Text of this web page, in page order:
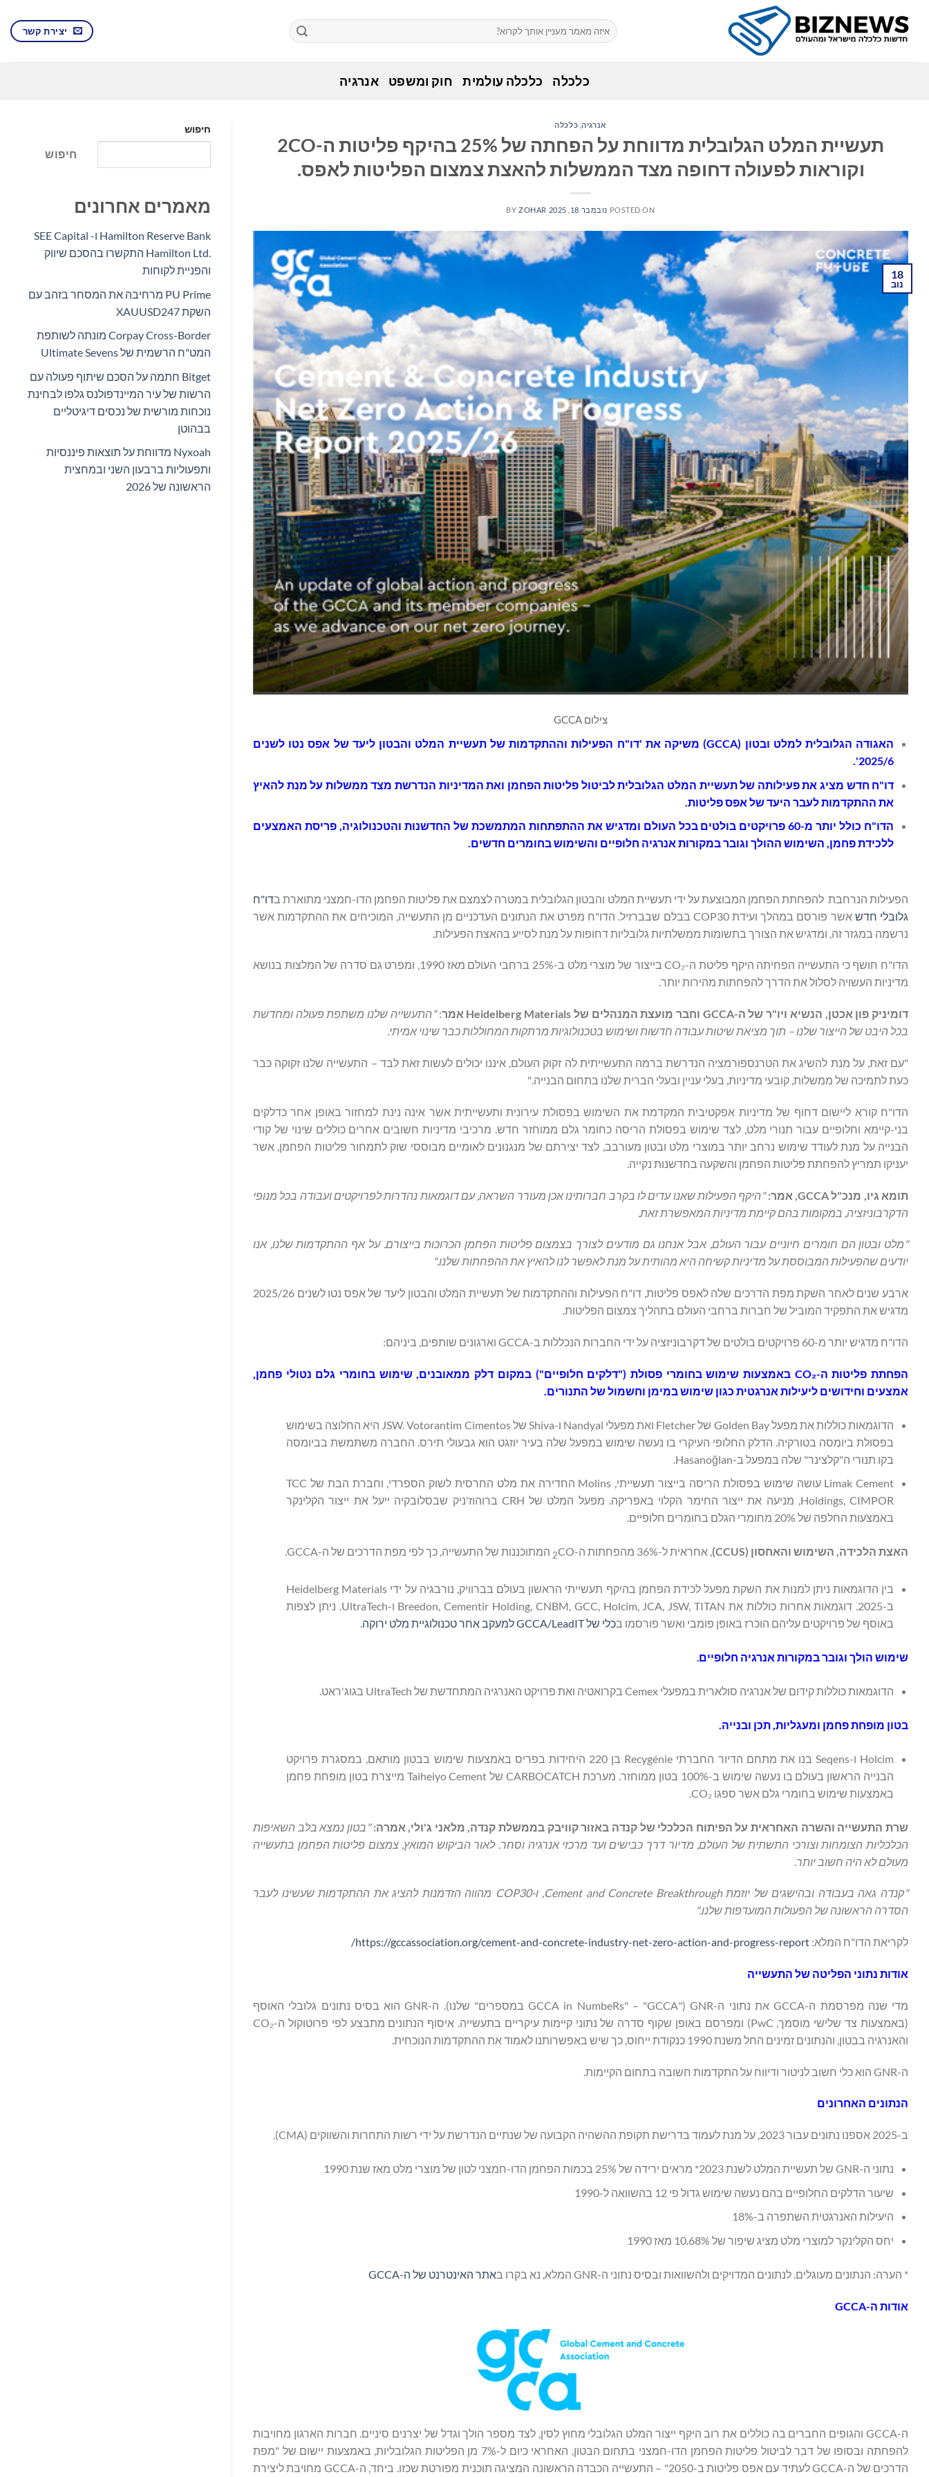
content
יצירת קשר
כלכלה כלכלה עולמית חוק ומשפט אנרגיה
אנרגיה, כלכלה
תעשיית המלט הגלובלית מדווחת על הפחתה של 25% בהיקף פליטות ה-2CO
וקוראות לפעולה דחופה מצד הממשלות להאצת צמצום הפליטות לאפס.
POSTED ON נובמבר 18, 2025 BYZOHAR
18
נוב
צילום GCCA
האגודה הגלובלית למלט ובטון (GCCA) משיקה את '
דו"ח הפעילות וההתקדמות של תעשיית המלט והבטון ליעד של אפס נטו לשנים
2025/6
'.
דו"ח חדש מציג את פעילותה של תעשיית המלט הגלובלית לביטול פליטות הפחמן ואת המדיניות הנדרשת מצד ממשלות על מנת להאיץ
את ההתקדמות לעבר היעד של אפס פליטות.
הדו"ח כולל יותר מ-60 פרויקטים בולטים בכל העולם ומדגיש את ההתפתחות המתמשכת של החדשנות והטכנולוגיה, פריסת האמצעים
ללכידת פחמן, השימוש ההולך וגובר במקורות אנרגיה חלופיים והשימוש בחומרים חדשים.
הפעילות הנרחבת להפחתת הפחמן המבוצעת על ידי תעשיית המלט והבטון הגלובלית במטרה לצמצם את פליטות הפחמן הדו-חמצני מתוארת בדו"ח
גלובלי חדש
אשר פורסם במהלך ועידת COP30 בבלם שבברזיל. הדו"ח מפרט את הנתונים העדכניים מן התעשייה, המוכיחים את ההתקדמות אשר
נרשמה במגזר זה, ומדגיש את הצורך בתשומות ממשלתיות גלובליות דחופות על מנת לסייע בהאצת הפעילות.
הדו"ח חושף כי התעשייה הפחיתה היקף פליטת ה-CO₂ בייצור של מוצרי מלט ב-25% ברחבי העולם מאז 1990, ומפרט גם סדרה של המלצות בנושא
מדיניות העשויה לסלול את הדרך להפחתות מהירות יותר.
דומיניק פון אכטן, הנשיא ויו"ר של ה-GCCA וחבר מועצת המנהלים של Heidelberg Materials אמר:"התעשייה שלנו משתפת פעולה ומחדשת
בכל היבט של הייצור שלנו – תוך מציאת שיטות עבודה חדשות ושימוש בטכנולוגיות מרתקות המחוללות כבר שינוי אמיתי.
"עם זאת, על מנת להשיג את הטרנספורמציה הנדרשת ברמה התעשייתית לה זקוק העולם, איננו יכולים לעשות זאת לבד – התעשייה שלנו זקוקה כבר
כעת לתמיכה של ממשלות, קובעי מדיניות, בעלי עניין ובעלי הברית שלנו בתחום הבנייה."
הדו"ח קורא ליישום דחוף של מדיניות אפקטיבית המקדמת את השימוש בפסולת עירונית ותעשייתית אשר אינה נינת למחזור באופן אחר כדלקים
בני-קיימא וחלופיים עבור תנורי מלט, לצד שימוש בפסולת הריסה כחומר גלם ממוחזר חדש. מרכיבי מדיניות חשובים אחרים כוללים שינוי של קודי
הבנייה על מנת לעודד שימוש נרחב יותר במוצרי מלט ובטון מעורבב, לצד יצירתם של מנגנונים לאומיים מבוססי שוק לתמחור פליטות הפחמן, אשר
יעניקו תמריץ להפחתת פליטות הפחמן והשקעה בחדשנות נקייה.
תומא גיו, מנכ"לGCCA, אמר: "היקף הפעילות שאנו עדים לו בקרב חברותינו אכן מעורר השראה, עם דוגמאות נהדרות לפרויקטים ועבודה בכל מנופי
הדקרבוניזציה, במקומות בהם קיימת מדיניות המאפשרת זאת.
"מלט ובטון הם חומרים חיוניים עבור העולם, אבל אנחנו גם מודעים לצורך בצמצום פליטות הפחמן הכרוכות בייצורם. על אף ההתקדמות שלנו, אנו
יודעים שהפעילות המבוססת על מדיניות קשיחה היא מהותית על מנת לאפשר לנו להאיץ את ההפחתות שלנו."
ארבע שנים לאחר השקת מפת הדרכים שלה לאפס פליטות, דו"ח הפעילות וההתקדמות של תעשיית המלט והבטון ליעד של אפס נטו לשנים 2025/26
מדגיש את התפקיד המוביל של חברות ברחבי העולם בתהליך צמצום הפליטות.
הדו"ח מדגיש יותר מ-60 פרויקטים בולטים של דקרבוניזציה על ידי החברות הנכללות ב-GCCA וארגונים שותפים, ביניהם:
הפחתת פליטות ה- CO₂
באמצעות שימוש בחומרי פסולת ("דלקים חלופיים") במקום דלק ממאובנים, שימוש בחומרי גלם נטולי פחמן,
אמצעים וחידושים ליעילות אנרגטית כגון שימוש במימן וחשמול של התנורים.
הדוגמאות כוללות את מפעל Golden Bay של Fletcher ואת מפעלי Nandyal ו-Shiva של JSW. Votorantim Cimentos היא החלוצה בשימוש
בפסולת ביומסה בטורקיה. הדלק החלופי העיקרי בו נעשה שימוש במפעל שלה בעיר יוזגט הוא גבעולי תירס. החברה משתמשת בביומסה
בקו תנורי ה"קלצינר" שלה במפעל ב-Hasanoğlan.
Limak Cement עושה שימוש בפסולת הריסה בייצור תעשייתי, Molins החדירה את מלט החרסית לשוק הספרדי, וחברת הבת של TCC
Holdings, CIMPOR, מניעה את ייצור החימר הקלוי באפריקה. מפעל המלט של CRH ברוהוז'ניק שבסלובקיה ייעל את ייצור הקלינקר
באמצעות החלפה של 20% מחומרי הגלם בחומרים חלופיים.
האצת הלכידה, השימוש והאחסון (CCUS
), אחראית ל-36% מהפחתות ה- 2CO המתוכננות של התעשייה, כך לפי מפת הדרכים של ה-GCCA.
בין הדוגמאות ניתן למנות את השקת מפעל לכידת הפחמן בהיקף תעשייתי הראשון בעולם בברוויק, נורבגיה על ידי Heidelberg Materials
ב-2025. דוגמאות אחרות כוללות את Breedon, Cementir Holding, CNBM, GCC, Holcim, JCA, JSW, TITAN ו-UltraTech. ניתן לצפות
באוסף של פרויקטים עליהם הוכרז באופן פומבי ואשר פורסמו בכלי של GCCA/LeadIT למעקב אחר טכנולוגיית מלט ירוקה
שימוש הולך וגובר במקורות אנרגיה חלופיים
הדוגמאות כוללות קידום של אנרגיה סולארית במפעלי Cemex בקרואטיה ואת פרויקט האנרגיה המתחדשת של UltraTech בגוג'ראט.
בטון מופחת פחמן ומעגליות, תכן ובנייה.
Holcim ו-Seqens בנו את מתחם הדיור החברתי Recygénie בן 220 היחידות בפריס באמצעות שימוש בבטון מותאם, במסגרת פרויקט
הבנייה הראשון בעולם בו נעשה שימוש ב-100% בטון ממוחזר. מערכת CARBOCATCH של Taiheiyo Cement מייצרת בטון מופחת פחמן
באמצעות שימוש בחומרי גלם אשר ספגו CO₂.
שרת התעשייה והשרה האחראית על הפיתוח הכלכלי של קנדה באזור קוויבק בממשלת קנדה, מלאני ג'ולי, אמרה: "בטון נמצא בלב השאיפות
הכלכליות הצומחות וצורכי התשתית של העולם, מדיור דרך כבישים ועד מרכזי אנרגיה וסחר. לאור הביקוש המואץ, צמצום פליטות הפחמן בתעשייה
מעולם לא היה חשוב יותר.
"קנדה גאה בעבודה ובהישגים של יוזמתCement and Concrete Breakthrough, ו-COP30 מהווה הזדמנות להציג את ההתקדמות שעשינו לעבר
הסדרה הראשונה של הפעולות המועדפות שלנו."
לקריאת הדו"ח המלא: https://gccassociation.org/cement-and-concrete-industry-net-zero-action-and-progress-report/
אודות נתוני הפליטה של התעשייה
מדי שנה מפרסמת ה-GCCA את נתוני ה-GNR ("GCCA in NumbeRs" – "GCCA במספרים" שלנו). ה-GNR הוא בסיס נתונים גלובלי האוסף
(באמצעות צד שלישי מוסמך, PwC) ומפרסם באופן שקוף סדרה של נתוני קיימות עיקריים בתעשייה. איסוף הנתונים מתבצע לפי פרוטוקול ה-CO₂
והאנרגיה בבטון, והנתונים זמינים החל משנת 1990 כנקודת ייחוס, כך שיש באפשרותנו לאמוד את ההתקדמות הנוכחית.
ה-GNR הוא כלי חשוב לניטור ודיווח על התקדמות חשובה בתחום הקיימות.
הנתונים האחרונים
ב-2025 אספנו נתונים עבור 2023, על מנת לעמוד בדרישת תקופת ההשהיה הקבועה של שנתיים הנדרשת על ידי רשות התחרות והשווקים (CMA).
נתוני ה-GNR של תעשיית המלט לשנת 2023* מראים ירידה של 25% בכמות הפחמן הדו-חמצני לטון של מוצרי מלט מאז שנת 1990
שיעור הדלקים החלופיים בהם נעשה שימוש גדול פי 12 בהשוואה ל-1990
היעילות האנרגטית השתפרה ב-18%
יחס הקלינקר למוצרי מלט מציג שיפור של 10.68% מאז 1990
* הערה: הנתונים מעוגלים. לנתונים המדויקים ולהשוואות ובסיס נתוני ה-GNR המלא, נא בקרו ב אתר האינטרנט של ה-GCCA
אודות ה-GCCA
ה-GCCA והגופים החברים בה כוללים את רוב היקף ייצור המלט הגלובלי מחוץ לסין, לצד מספר הולך וגדל של יצרנים סיניים. חברות הארגון מחויבות
להפחתה ובסופו של דבר לביטול פליטות הפחמן הדו-חמצני בתחום הבטון, האחראי כיום ל-7% מן הפליטות הגלובליות, באמצעות יישום של "מפת
הדרכים של ה-GCCA לעתיד עם אפס פליטות ב-2050" – התעשייה הכבדה הראשונה המציגה תוכנית מפורטת שכזו. ביחד, ה-GCCA מחויבת ליצירת
חיפוש
חיפוש
מאמרים אחרונים
Hamilton Reserve Bank ו- SEE Capital
Hamilton Ltd.‎ התקשרו בהסכם שיווק
והפניית לקוחות
PU Prime מרחיבה את המסחר בזהב עם
השקת XAUUSD247
Corpay Cross-Border מונתה לשותפת
המט"ח הרשמית של Ultimate Sevens
Bitget חתמה על הסכם שיתוף פעולה עם
הרשות של עיר המיינדפולנס גלפו לבחינת
נוכחות מורשית של נכסים דיגיטליים
בבהוטן
Nyxoah מדווחת על תוצאות פיננסיות
ותפעוליות ברבעון השני ובמחצית
הראשונה של 2026